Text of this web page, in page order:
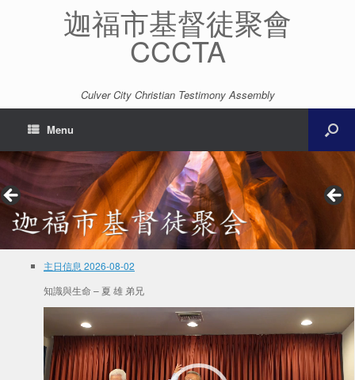
迦福市基督徒聚會
CCCTA
Culver City Christian Testimony Assembly
Menu
主日信息 2026-08-02
知識與生命 – 夏 雄 弟兄